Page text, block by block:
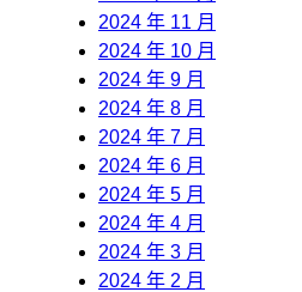
2024 年 11 月
2024 年 10 月
2024 年 9 月
2024 年 8 月
2024 年 7 月
2024 年 6 月
2024 年 5 月
2024 年 4 月
2024 年 3 月
2024 年 2 月